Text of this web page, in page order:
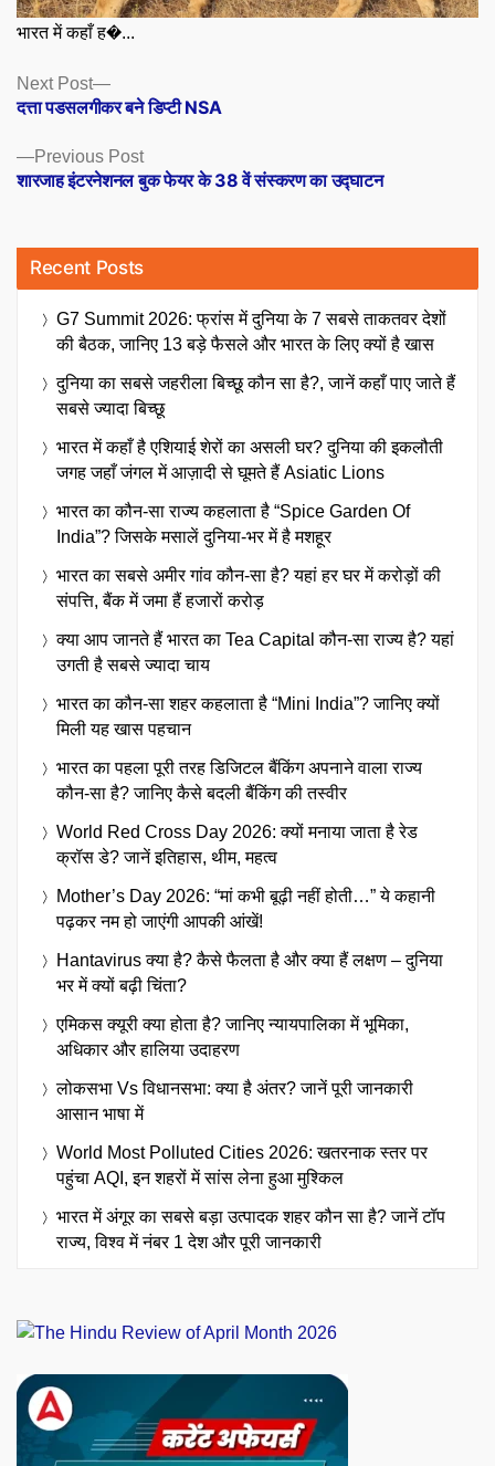
भारत में कहाँ ह�...
Posts
navigation
Previous PostPrevious
post:
शारजाह इंटरनेशनल बुक फेयर के 38 वें संस्करण का उद्घाटन
Next Post
Next
post:
दत्ता पडसलगीकर बने डिप्टी NSA
Recent Posts
G7 Summit 2026: फ्रांस में दुनिया के 7 सबसे ताकतवर देशों
की बैठक, जानिए 13 बड़े फैसले और भारत के लिए क्यों है खास
दुनिया का सबसे जहरीला बिच्छू कौन सा है?, जानें कहाँ पाए जाते हैं
सबसे ज्यादा बिच्छू
भारत में कहाँ है एशियाई शेरों का असली घर? दुनिया की इकलौती
जगह जहाँ जंगल में आज़ादी से घूमते हैं Asiatic Lions
भारत का कौन-सा राज्य कहलाता है “Spice Garden Of
India”? जिसके मसालें दुनिया-भर में है मशहूर
भारत का सबसे अमीर गांव कौन-सा है? यहां हर घर में करोड़ों की
संपत्ति, बैंक में जमा हैं हजारों करोड़
क्या आप जानते हैं भारत का Tea Capital कौन-सा राज्य है? यहां
उगती है सबसे ज्यादा चाय
भारत का कौन-सा शहर कहलाता है “Mini India”? जानिए क्यों
मिली यह खास पहचान
भारत का पहला पूरी तरह डिजिटल बैंकिंग अपनाने वाला राज्य
कौन-सा है? जानिए कैसे बदली बैंकिंग की तस्वीर
World Red Cross Day 2026: क्यों मनाया जाता है रेड
क्रॉस डे? जानें इतिहास, थीम, महत्व
Mother’s Day 2026: “मां कभी बूढ़ी नहीं होती…” ये कहानी
पढ़कर नम हो जाएंगी आपकी आंखें!
Hantavirus क्या है? कैसे फैलता है और क्या हैं लक्षण – दुनिया
भर में क्यों बढ़ी चिंता?
एमिकस क्यूरी क्या होता है? जानिए न्यायपालिका में भूमिका,
अधिकार और हालिया उदाहरण
लोकसभा Vs विधानसभा: क्या है अंतर? जानें पूरी जानकारी
आसान भाषा में
World Most Polluted Cities 2026: खतरनाक स्तर पर
पहुंचा AQI, इन शहरों में सांस लेना हुआ मुश्किल
भारत में अंगूर का सबसे बड़ा उत्पादक शहर कौन सा है? जानें टॉप
राज्य, विश्व में नंबर 1 देश और पूरी जानकारी